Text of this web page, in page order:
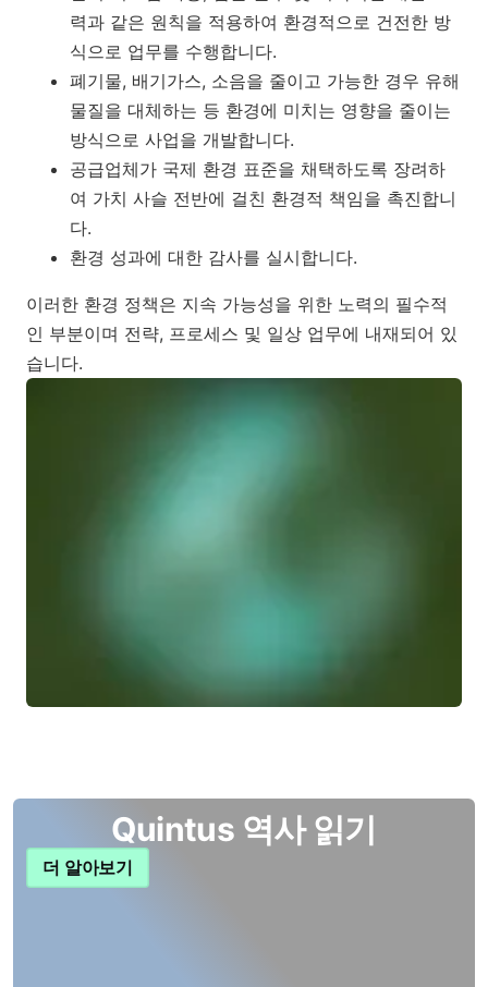
력과 같은 원칙을 적용하여 환경적으로 건전한 방
식으로 업무를 수행합니다.
폐기물, 배기가스, 소음을 줄이고 가능한 경우 유해
물질을 대체하는 등 환경에 미치는 영향을 줄이는
방식으로 사업을 개발합니다.
공급업체가 국제 환경 표준을 채택하도록 장려하
여 가치 사슬 전반에 걸친 환경적 책임을 촉진합니
다.
환경 성과에 대한 감사를 실시합니다.
이러한 환경 정책은 지속 가능성을 위한 노력의 필수적
인 부분이며 전략, 프로세스 및 일상 업무에 내재되어 있
습니다.
Quintus 역사 읽기
더 알아보기